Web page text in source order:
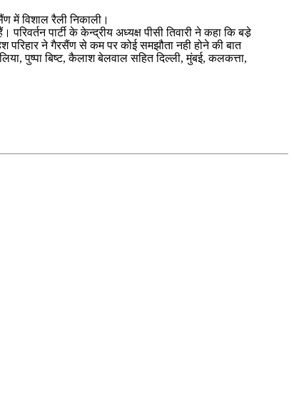
में विशाल रैली निकाली।
पार्टी के केन्द्रीय अध्यक्ष पीसी तिवारी ने कहा कि बडे़
ने गैरसैंण से कम पर कोई समझौता नही होने की बात
पुष्पा बिष्ट, कैलाश बेलवाल सहित दिल्ली, मुंबई, कलकत्ता,